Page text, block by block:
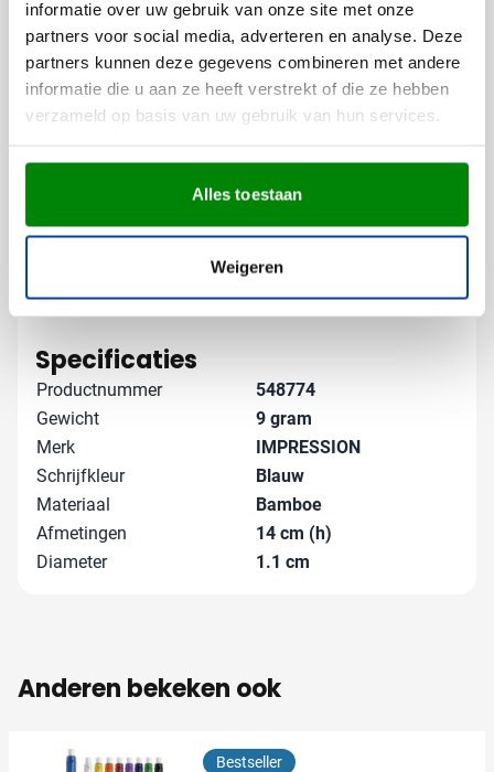
informatie over uw gebruik van onze site met onze
partners voor social media, adverteren en analyse. Deze
partners kunnen deze gegevens combineren met andere
informatie die u aan ze heeft verstrekt of die ze hebben
verzameld op basis van uw gebruik van hun services.
Alles toestaan
Weigeren
Vooral een gravering komt op bamboe prachtig tot zijn
recht en oogt tijdloos.
Gratis digitaal voorbeeld van je
Wil je zien hoe jouw logo op deze bamboe pen staat?
Vraag een gratis digitaal voorbeeld aan en beoordeel
van je logo? Neem contact met ons op, we helpen je
Lees meer
Specificaties
Productnummer
548774
Gewicht
9 gram
Merk
IMPRESSION
Schrijfkleur
Blauw
Materiaal
Bamboe
Afmetingen
14 cm (h)
Diameter
1.1 cm
Anderen bekeken ook
Bestseller